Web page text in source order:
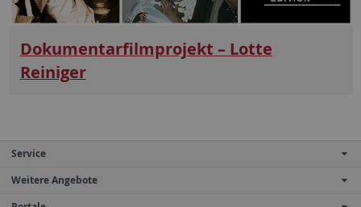
Dokumentarfilmprojekt – Lotte
Reiniger
Service
Weitere Angebote